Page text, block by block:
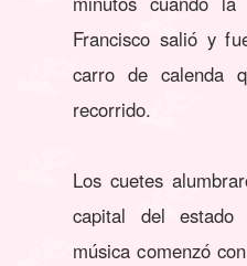
Francisco salió y
carro de calenda
recorrido.
Los cuetes
capital del
música comenzó